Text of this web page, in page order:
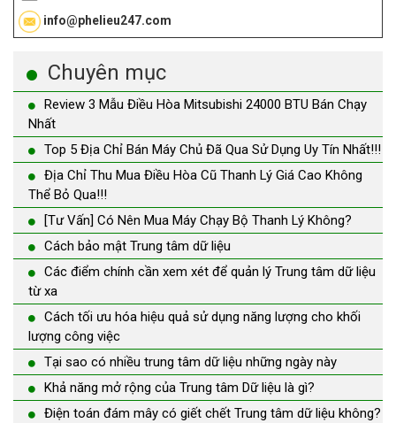
info@phelieu247.com
Chuyên mục
Review 3 Mẫu Điều Hòa Mitsubishi 24000 BTU Bán Chạy
Nhất
Top 5 Địa Chỉ Bán Máy Chủ Đã Qua Sử Dụng Uy Tín Nhất!!!
Địa Chỉ Thu Mua Điều Hòa Cũ Thanh Lý Giá Cao Không
Thể Bỏ Qua!!!
[Tư Vấn] Có Nên Mua Máy Chạy Bộ Thanh Lý Không?
Cách bảo mật Trung tâm dữ liệu
Các điểm chính cần xem xét để quản lý Trung tâm dữ liệu
từ xa
Cách tối ưu hóa hiệu quả sử dụng năng lượng cho khối
lượng công việc
Tại sao có nhiều trung tâm dữ liệu những ngày này
Khả năng mở rộng của Trung tâm Dữ liệu là gì?
Điện toán đám mây có giết chết Trung tâm dữ liệu không?